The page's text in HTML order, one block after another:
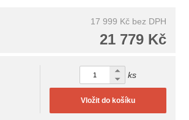
17 999 Kč bez DPH
21 779 Kč
ks
Vložit do košíku